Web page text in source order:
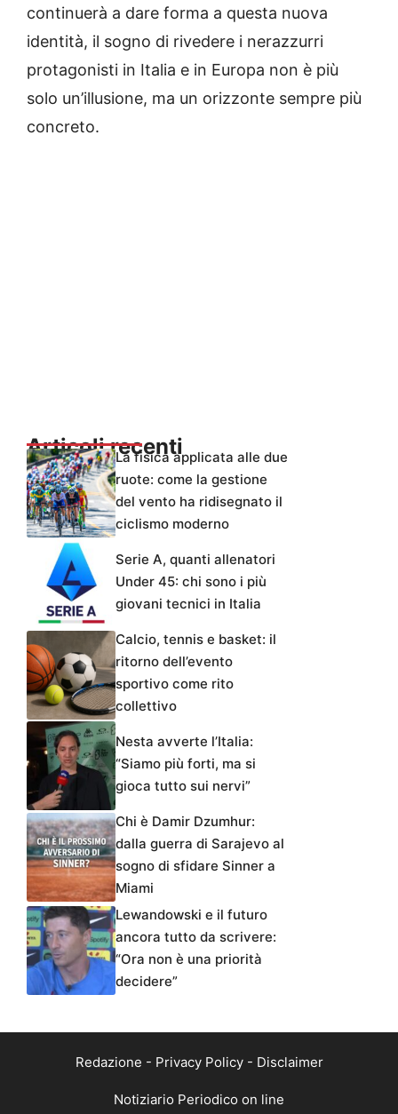
continuerà a dare forma a questa nuova
identità, il sogno di rivedere i nerazzurri
protagonisti in Italia e in Europa non è più
solo un’illusione, ma un orizzonte sempre più
concreto.
Articoli recentiLa fisica applicata alle due
ruote: come la gestione
del vento ha ridisegnato il
ciclismo moderno
Serie A, quanti allenatori
Under 45: chi sono i più
giovani tecnici in Italia
Calcio, tennis e basket: il
ritorno dell’evento
sportivo come rito
collettivo
Nesta avverte l’Italia:
“Siamo più forti, ma si
gioca tutto sui nervi”
Chi è Damir Dzumhur:
dalla guerra di Sarajevo al
sogno di sfidare Sinner a
Miami
Lewandowski e il futuro
ancora tutto da scrivere:
“Ora non è una priorità
decidere”
Redazione - Privacy Policy- Disclaimer
Notiziario Periodico on line